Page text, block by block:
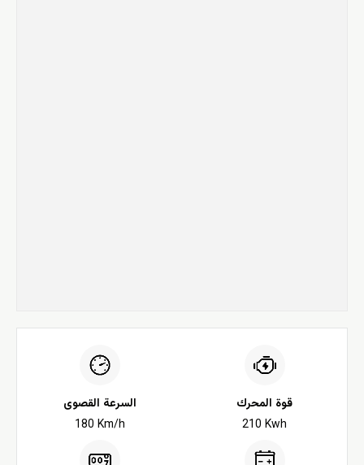
قوة المحرك
210 Kwh
السرعة القصوى
180 Km/h